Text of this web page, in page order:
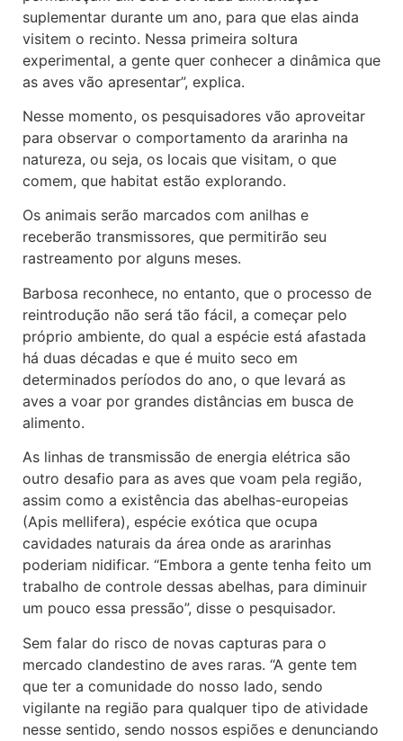
suplementar durante um ano, para que elas ainda
visitem o recinto. Nessa primeira soltura
experimental, a gente quer conhecer a dinâmica que
as aves vão apresentar”, explica.
Nesse momento, os pesquisadores vão aproveitar
para observar o comportamento da ararinha na
natureza, ou seja, os locais que visitam, o que
comem, que habitat estão explorando.
Os animais serão marcados com anilhas e
receberão transmissores, que permitirão seu
rastreamento por alguns meses.
Barbosa reconhece, no entanto, que o processo de
reintrodução não será tão fácil, a começar pelo
próprio ambiente, do qual a espécie está afastada
há duas décadas e que é muito seco em
determinados períodos do ano, o que levará as
aves a voar por grandes distâncias em busca de
alimento.
As linhas de transmissão de energia elétrica são
outro desafio para as aves que voam pela região,
assim como a existência das abelhas-europeias
(Apis mellifera), espécie exótica que ocupa
cavidades naturais da área onde as ararinhas
poderiam nidificar. “Embora a gente tenha feito um
trabalho de controle dessas abelhas, para diminuir
um pouco essa pressão”, disse o pesquisador.
Sem falar do risco de novas capturas para o
mercado clandestino de aves raras. “A gente tem
que ter a comunidade do nosso lado, sendo
vigilante na região para qualquer tipo de atividade
nesse sentido, sendo nossos espiões e denunciando